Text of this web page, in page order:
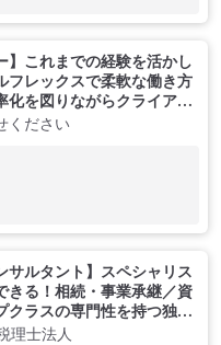
】これまでの経験を活かし
レックスで柔軟な働き方
化を図りながらクライアン
ください
サルタント】スペシャリス
きる！相続・事業承継／資
クラスの専門性を持つ独立
ーム
理士法人